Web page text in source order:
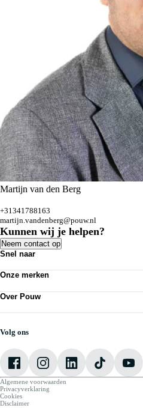
Martijn van den Berg
+31341788163
martijn.vandenberg@pouw.nl
Kunnen wij je helpen?
Neem contact op
Snel naar
Bedrijfswagens
Kennisbank
Vestigingen
Onze merken
Audi
Škoda
VW Bedrijfswagens
Over Pouw
Vacatures
Mijn Pouw
Volg ons
Algemene voorwaarden
Privacyverklaring
Cookies
Disclaimer